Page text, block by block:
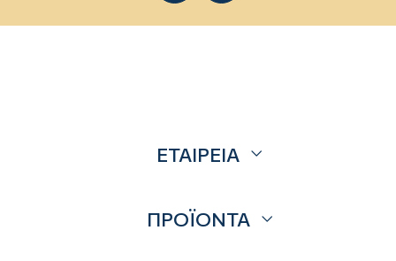
ΕΤΑΙΡΕΙΑ
Επικοινωνία
ΠΡΟΪΟΝΤΑ